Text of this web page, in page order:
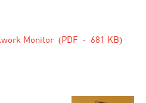
Monitor PDF 681 KB